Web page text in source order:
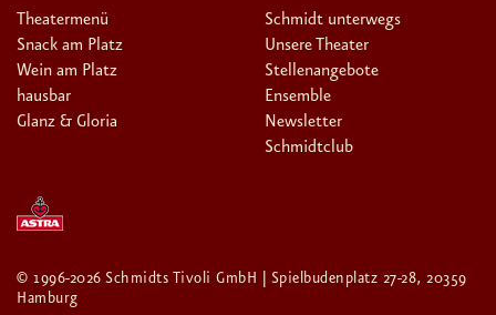
Theatermenü
Snack am Platz
Wein am Platz
hausbar
Glanz & Gloria
Schmidt unterwegs
Unsere Theater
Stellenangebote
Ensemble
Newsletter
Schmidtclub
© 1996-2026 Schmidts Tivoli GmbH | Spielbudenplatz 27-28, 20359
Hamburg